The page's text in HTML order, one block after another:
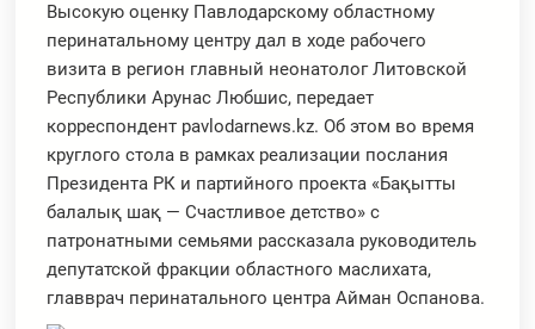
Высокую оценку Павлодарскому областному
перинатальному центру дал в ходе рабочего
визита в регион главный неонатолог Литовской
Республики Арунас Любшис, передает
корреспондент pavlodarnews.kz. Об этом во время
круглого стола в рамках реализации послания
Президента РК и партийного проекта «Бақытты
балалық шақ — Счастливое детство» с
патронатными семьями рассказала руководитель
депутатской фракции областного маслихата,
главврач перинатального центра Айман Оспанова.